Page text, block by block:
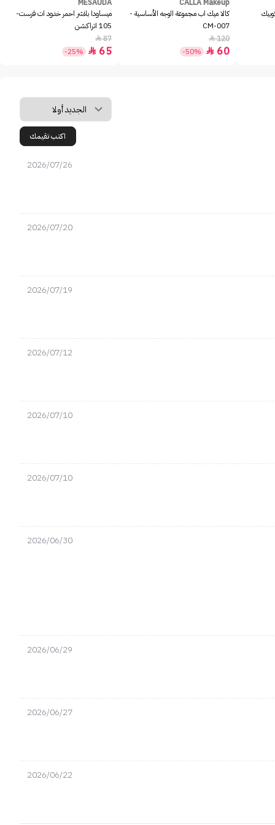
CALLA Makeup
كالا ميك اب مجموعة الوجه الأساسية -
CM-007
120

60

-50%
MESAUDA
ميساودا بلاشر احمر خدود ات فرست-
105 اتراكشن
87

65

-25%
اكتب تقيمك
2026/07/26
2026/07/20
2026/07/19
2026/07/12
2026/07/10
2026/07/10
2026/06/30
2026/06/29
2026/06/27
2026/06/22